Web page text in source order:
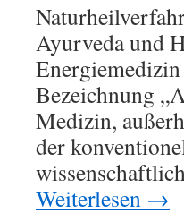
Ayurveda und
Bezeichnung
Medizin,
der
Weiterlesen →